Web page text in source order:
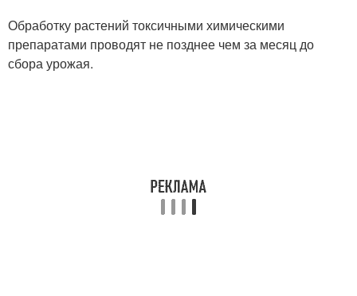
Обработку растений токсичными химическими
препаратами проводят не позднее чем за месяц до
сбора урожая.